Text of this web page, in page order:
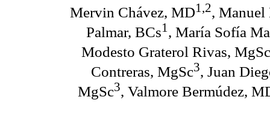
Mervin Chávez, MD1,2, Manuel
Palmar, BCs1 , María Sofía
Modesto Graterol Rivas,
Contreras, MgSc3, Juan
MgSc3, Valmore Bermúdez,